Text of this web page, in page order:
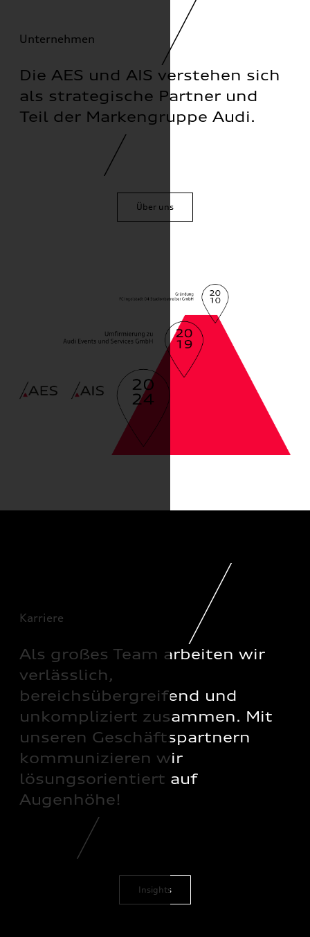
Unternehmen
Die AES und AIS verstehen sich
als strategische Partner und
Teil der Markengruppe Audi.
Über uns
Karriere
Als großes Team arbeiten wir
verlässlich,
bereichsübergreifend und
unkompliziert zusammen. Mit
unseren Geschäftspartnern
kommunizieren wir
lösungsorientiert auf
Augenhöhe!
Insights